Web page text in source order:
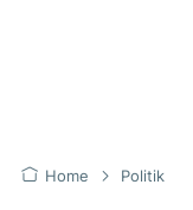
Home Politik